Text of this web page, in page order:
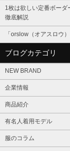
1枚は欲しい定番ボーダ
徹底解説
「orslow（オアスロウ
ブログカテゴリ
NEW BRAND
企業情報
商品紹介
有名人着用モデル
服のコラム